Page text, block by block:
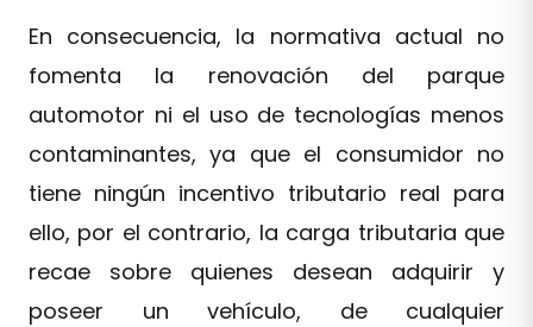
En consecuencia, la normativa actual no
fomenta la renovación del parque
automotor ni el uso de tecnologías menos
contaminantes, ya que el consumidor no
tiene ningún incentivo tributario real para
ello, por el contrario, la carga tributaria que
recae sobre quienes desean adquirir y
poseer un vehículo, de cualquier